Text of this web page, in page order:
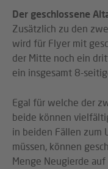
Der geschlossene
Zusätzlich zu den
wird für Flyer mit
der Mitte noch ein
ein insgesamt 8-
Egal für welche der
beide können
in beiden Fällen zum
müssen, können
Menge Neugierde